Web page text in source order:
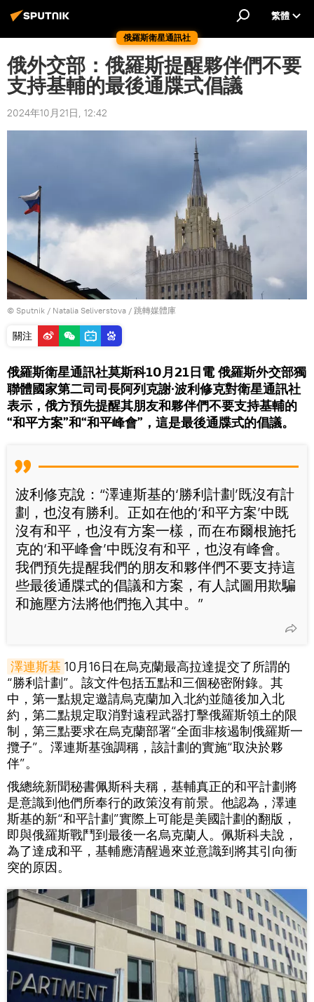
俄羅斯衛星通訊社
繁體
俄外交部：俄羅斯提醒夥伴們不要
支持基輔的最後通牒式倡議
2024年10月21日, 12:42
© Sputnik / Natalia Seliverstova / 跳轉媒體庫
關注
俄羅斯衛星通訊社莫斯科10月21日電 俄羅斯外交部獨
聯體國家第二司司長阿列克謝∙波利修克對衛星通訊社
表示，俄方預先提醒其朋友和夥伴們不要支持基輔的
“和平方案”和“和平峰會”，這是最後通牒式的倡議。
波利修克說：“澤連斯基的‘勝利計劃’既沒有計
劃，也沒有勝利。正如在他的‘和平方案’中既
沒有和平，也沒有方案一樣，而在布爾根施托
克的‘和平峰會’中既沒有和平，也沒有峰會。
我們預先提醒我們的朋友和夥伴們不要支持這
些最後通牒式的倡議和方案，有人試圖用欺騙
和施壓方法將他們拖入其中。”
澤連斯基 10月16日在烏克蘭最高拉達提交了所謂的
“勝利計劃”。該文件包括五點和三個秘密附錄。其
中，第一點規定邀請烏克蘭加入北約並隨後加入北
約，第二點規定取消對遠程武器打擊俄羅斯領土的限
制，第三點要求在烏克蘭部署“全面非核遏制俄羅斯一
攬子”。澤連斯基強調稱，該計劃的實施“取決於夥
伴”。
俄總統新聞秘書佩斯科夫稱，基輔真正的和平計劃將
是意識到他們所奉行的政策沒有前景。他認為，澤連
斯基的新“和平計劃”實際上可能是美國計劃的翻版，
即與俄羅斯戰鬥到最後一名烏克蘭人。佩斯科夫說，
為了達成和平，基輔應清醒過來並意識到將其引向衝
突的原因。